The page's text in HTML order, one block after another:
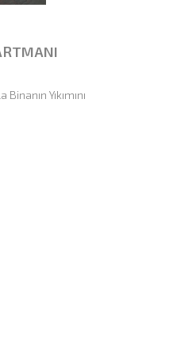
Yıkımını